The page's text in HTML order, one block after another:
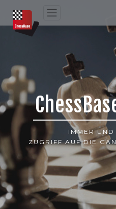
IMMER
ZUGRIFF AUF DIE